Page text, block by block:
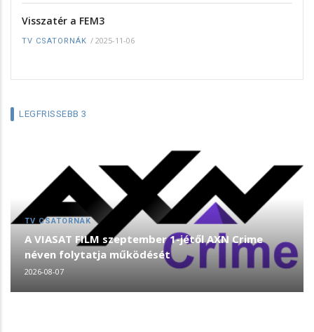
Visszatér a FEM3
TV CSATORNÁK / 2025-11-06
LEGFRISSEBB 3
TV CSATORNÁK
A VIASAT FILM szeptember 1-jétől AXN Crime
néven folytatja működését
2026-08-07